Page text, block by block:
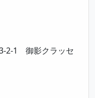
2-1 御影クラッセ